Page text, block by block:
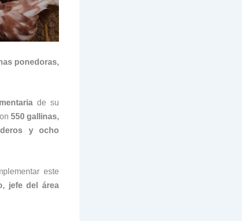
ponedoras,
de su
550 gallinas,
y ocho
este
jefe del área